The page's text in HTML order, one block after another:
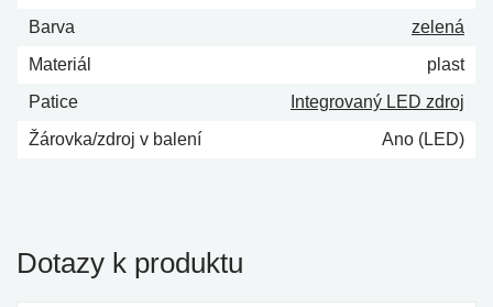
Barva
zelená
Materiál
plast
Patice
Integrovaný LED zdroj
Žárovka/zdroj v balení
Ano (LED)
Dotazy k produktu